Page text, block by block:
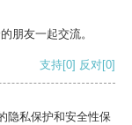
朋友一起交流。
支持[0] 反对[0]
隐私保护和安全性保